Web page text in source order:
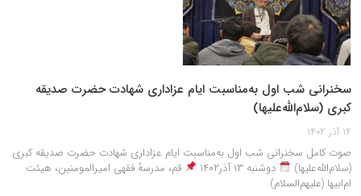
سخنرانی شب اول به‌مناسبت ایام عزاداری شهادت حضرت صدیقه
کبری (سلام‌الله‌علیها)
14 آذر 1402
صوت کامل سخنرانی شب اول به‌مناسبت ایام عزاداری شهادت حضرت صدیقه کبری
(سلام‌الله‌علیها)
دوشنبه ۱۳ آذر۱۴۰۲
قم، مدرسهٔ فقهی امیرالمومنین، هیئت
ام‌ابیها (علیهم‌السلام)